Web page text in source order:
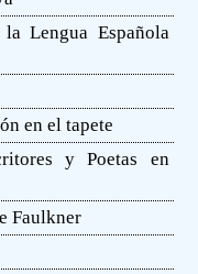
Lengua Española
en el tapete
y Poetas en
Faulkner